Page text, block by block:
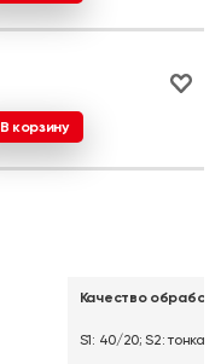
В корзину
Качество
S1: 40/20; S2: